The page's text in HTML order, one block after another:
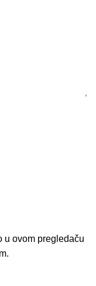
u ovom pregledaču